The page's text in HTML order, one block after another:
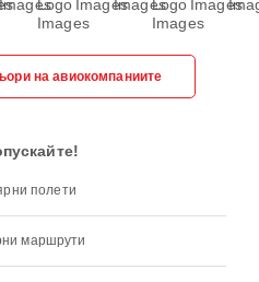
на авиокомпаниите
полети
маршрути